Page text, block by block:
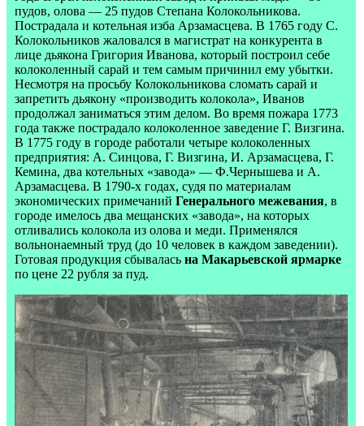
пудов, олова — 25 пудов Степана Колокольникова.
Пострадала и котельная изба Арзамасцева. В 1765 году С.
Колокольников жаловался в магистрат на конкурента в
лице дьякона Григория Иванова, который построил себе
колоколенный сарай и тем самым причинил ему убытки.
Несмотря на просьбу Колокольникова сломать сарай и
запретить дьякону «производить колокола», Иванов
продолжал заниматься этим делом. Во время пожара 1773
года также пострадало колоколенное заведение Г. Визгина.
В 1775 году в городе работали четыре колоколенных
предприятия: А. Синцова, Г. Визгина, И. Арзамасцева, Г.
Кемина, два котельных «завода» — Ф.Чернышева и А.
Арзамасцева. В 1790-х годах, судя по материалам
экономических примечаний Генерального межевания, в
городе имелось два мещанских «завода», на которых
отливались колокола из олова и меди. Применялся
вольнонаемный труд (до 10 человек в каждом заведении).
Готовая продукция сбывалась на Макарьевской ярмарке
по цене 22 рубля за пуд.